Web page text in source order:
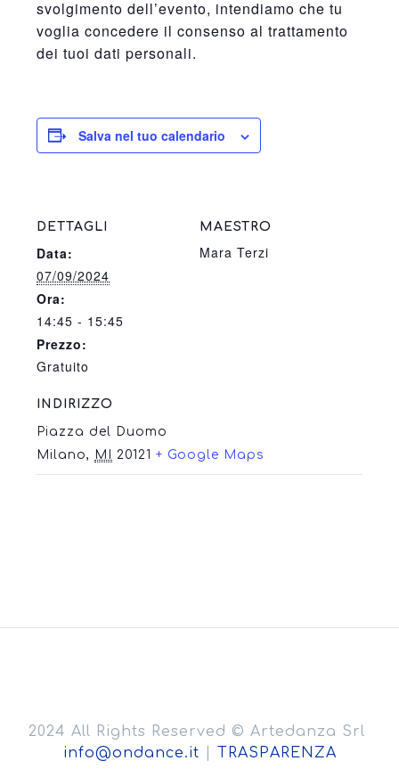
svolgimento dell’evento, intendiamo che tu
voglia concedere il consenso al trattamento
dei tuoi dati personali.
Salva nel tuo calendario
DETTAGLI
Data:
07/09/2024
Ora:
14:45 - 15:45
Prezzo:
Gratuito
INDIRIZZO
Piazza del Duomo
Milano, MI 20121 + Google Maps
MAESTRO
Mara Terzi
2024 All Rights Reserved © Artedanza Srl
info@ondance.it
TRASPARENZA